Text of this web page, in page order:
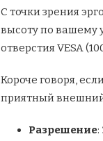
С точки зрения
высоту по вашему
отверстия VESA
Короче говоря,
приятный
Разрешение: